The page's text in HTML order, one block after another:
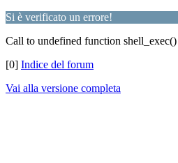
Si è verificato un errore!
Call to undefined function shell_exec()
[0] Indice del forum
Vai alla versione completa